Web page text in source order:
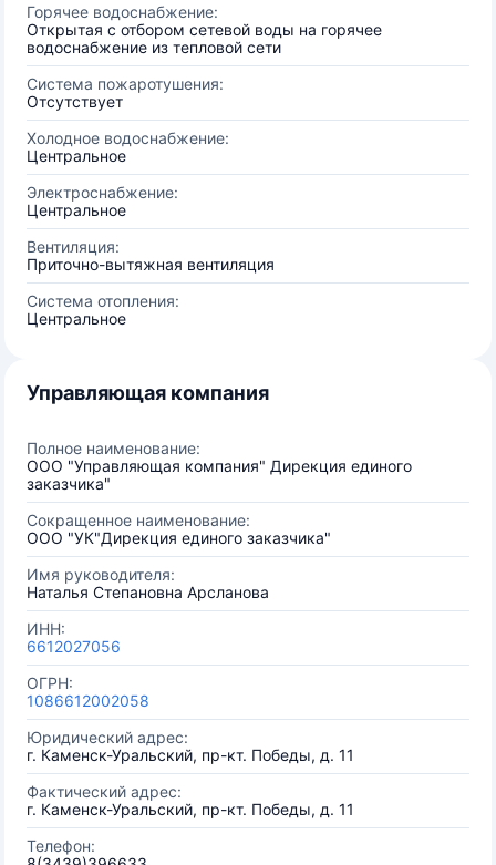
Горячее водоснабжение:
Открытая с отбором сетевой воды на горячее
водоснабжение из тепловой сети
Система пожаротушения:
Отсутствует
Холодное водоснабжение:
Центральное
Электроснабжение:
Центральное
Вентиляция:
Приточно-вытяжная вентиляция
Система отопления:
Центральное
Управляющая компания
Полное наименование:
ООО "Управляющая компания" Дирекция единого
заказчика"
Сокращенное наименование:
ООО "УК"Дирекция единого заказчика"
Имя руководителя:
Наталья Степановна Арсланова
ИНН:
6612027056
ОГРН:
1086612002058
Юридический адрес:
г. Каменск-Уральский, пр-кт. Победы, д. 11
Фактический адрес:
г. Каменск-Уральский, пр-кт. Победы, д. 11
Телефон: